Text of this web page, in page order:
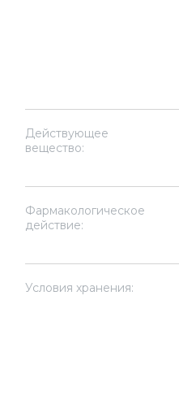
Действующее
вещество:
Фармакологическое
действие:
Условия хранения: